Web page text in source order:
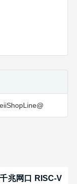
兆网口 RISC-V